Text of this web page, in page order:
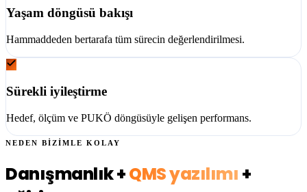
Yaşam döngüsü bakışı
Hammaddeden bertarafa tüm sürecin değerlendirilmesi.
Sürekli iyileştirme
Hedef, ölçüm ve PUKÖ döngüsüyle gelişen performans.
NEDEN BİZİMLE KOLAY
Danışmanlık +QMS yazılımı +